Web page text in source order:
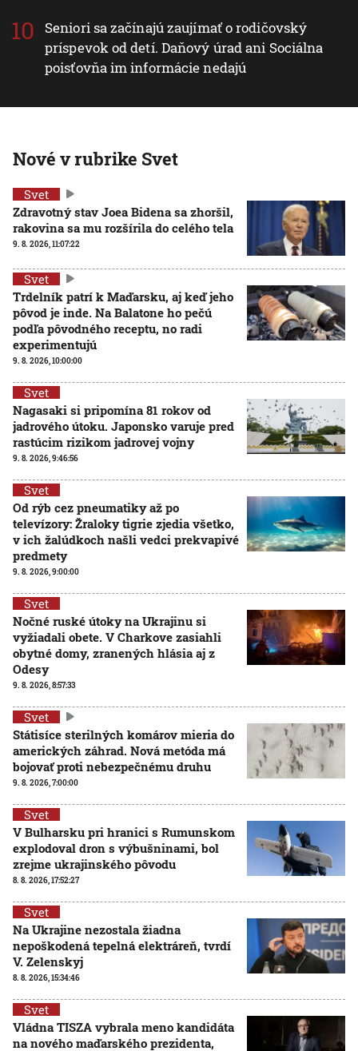
Seniori sa začínajú zaujímať o rodičovský
príspevok od detí. Daňový úrad ani Sociálna
poisťovňa im informácie nedajú
Nové v rubrike Svet
Svet
Zdravotný stav Joea Bidena sa zhoršil,
rakovina sa mu rozšírila do celého tela
9. 8. 2026, 11:07:22
Svet
Trdelník patrí k Maďarsku, aj keď jeho
pôvod je inde. Na Balatone ho pečú
podľa pôvodného receptu, no radi
experimentujú
9. 8. 2026, 10:00:00
Svet
Nagasaki si pripomína 81 rokov od
jadrového útoku. Japonsko varuje pred
rastúcim rizikom jadrovej vojny
9. 8. 2026, 9:46:56
Svet
Od rýb cez pneumatiky až po
televízory: Žraloky tigrie zjedia všetko,
v ich žalúdkoch našli vedci prekvapivé
predmety
9. 8. 2026, 9:00:00
Svet
Nočné ruské útoky na Ukrajinu si
vyžiadali obete. V Charkove zasiahli
obytné domy, zranených hlásia aj z
Odesy
9. 8. 2026, 8:57:33
Svet
Státisíce sterilných komárov mieria do
amerických záhrad. Nová metóda má
bojovať proti nebezpečnému druhu
9. 8. 2026, 7:00:00
Svet
V Bulharsku pri hranici s Rumunskom
explodoval dron s výbušninami, bol
zrejme ukrajinského pôvodu
8. 8. 2026, 17:52:27
Svet
Na Ukrajine nezostala žiadna
nepoškodená tepelná elektráreň, tvrdí
V. Zelenskyj
8. 8. 2026, 15:34:46
Svet
Vládna TISZA vybrala meno kandidáta
na nového maďarského prezidenta,